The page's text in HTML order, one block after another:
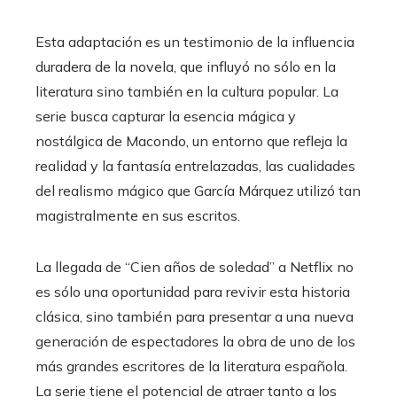
Esta adaptación es un testimonio de la influencia
duradera de la novela, que influyó no sólo en la
literatura sino también en la cultura popular. La
serie busca capturar la esencia mágica y
nostálgica de Macondo, un entorno que refleja la
realidad y la fantasía entrelazadas, las cualidades
del realismo mágico que García Márquez utilizó tan
magistralmente en sus escritos.
La llegada de “Cien años de soledad” a Netflix no
es sólo una oportunidad para revivir esta historia
clásica, sino también para presentar a una nueva
generación de espectadores la obra de uno de los
más grandes escritores de la literatura española.
La serie tiene el potencial de atraer tanto a los